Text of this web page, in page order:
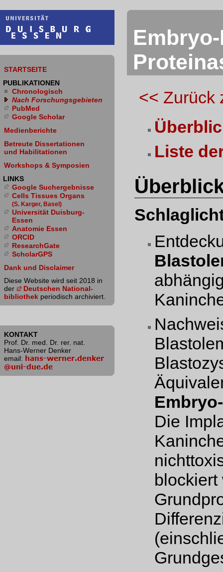
STARTSEITE
PUBLIKATIONEN
Chronologisch
Nach Forschungsgebieten
PubMed
Google Scholar
Medienberichte
Betreute Dissertationen
und Habilitationen
Workshops & Symposien
LINKS
Google Suchergebnisse
Cells Tissues Organs
(S. Karger, Basel)
Universität Duisburg-
Essen
Anatomie Essen
ORCID
ResearchGate
ScholarGPS
Dank und Disclaimer
Diese Website wird seit 2018 in
der
Deutschen National­
bibliothek periodisch archiviert.
KONTAKT
Prof. Dr. med. Dr. rer. nat.
Hans-Werner Denker
email:
<< Zurück
Liste
Die
blockiert